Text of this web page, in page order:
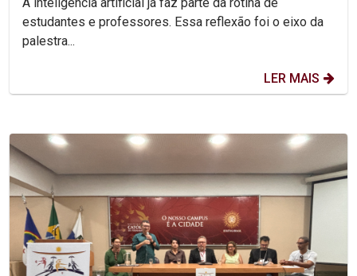
estudantes e professores. Essa reflexão foi o eixo da
palestra...
LER MAIS